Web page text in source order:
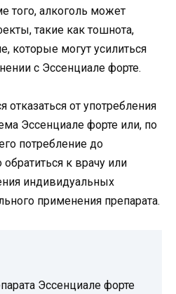
того, алкоголь может
такие как тошнота,
которые могут усилиться
с Эссенциале форте.
отказаться от употребления
Эссенциале форте или, по
потребление до
к врачу или
индивидуальных
применения препарата.
Эссенциале форте